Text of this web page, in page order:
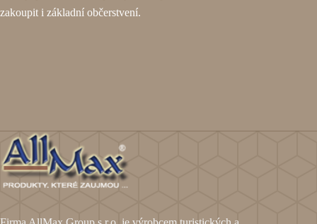
zakoupit i základní občerstvení.